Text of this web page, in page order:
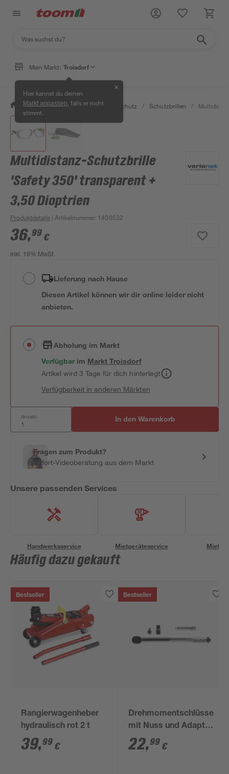
Mein Markt: Troisdorf
Hier kannst du deinen
Markt anpassen , falls er nicht
stimmt.
✕
/ Bauen & Renovieren / Arbeitsschutz / Schutzbrillen /
Multidistanz-Schutzbrille
'Safety 350' transparent +
3,50 Dioptrien
Produktdetails | Artikelnummer: 1400532
36,99 €
inkl. 19% MwSt.
Lieferung nach Hause
Diesen Artikel können wir dir online leider nicht
anbieten.
Abholung im Markt
Verfügbar im MarktTroisdorf
Artikel wird 3 Tage für dich hinterlegt
Verfügbarkeit in anderen Märkten
Anzahl: In den Warenkorb
Fragen zum Produkt?
Sofort-Videoberatung aus dem Markt
Unsere passenden Services
Handwerksservice Mietgeräteservice
Häufig dazu gekauft
Bestseller
Rangierwagenheber
hydraulisch rot 2 t
39,99 €
Bestseller
Drehmomentschlüssel
mit Nuss und Adapter
1/2"
22,99 €